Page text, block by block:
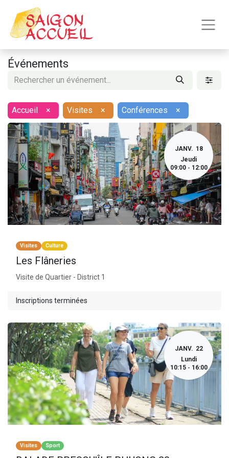
Événements
Accueil × Visites × Conférences ×
JANV. 18
Jeudi
09:00 - 12:00
Visites Culture
Les Flâneries
Visite de Quartier - District 1
Inscriptions terminées
JANV. 22
Lundi
10:15 - 16:00
Visites Sport